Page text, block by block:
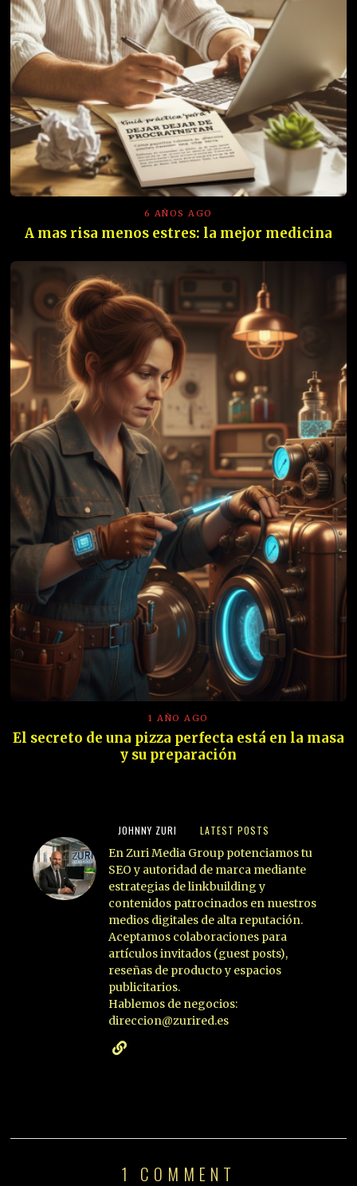
6 AÑOS AGO
A mas risa menos estres: la mejor medicina
1 AÑO AGO
El secreto de una pizza perfecta está en la masa
y su preparación
JOHNNY ZURI LATEST POSTS
En Zuri Media Group potenciamos tu
SEO y autoridad de marca mediante
estrategias de linkbuilding y
contenidos patrocinados en nuestros
medios digitales de alta reputación.
Aceptamos colaboraciones para
artículos invitados (guest posts),
reseñas de producto y espacios
publicitarios.
Hablemos de negocios:
direccion@zurired.es
1 COMMENT